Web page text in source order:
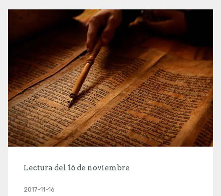
Lectura del 16 de noviembre
2017-11-16